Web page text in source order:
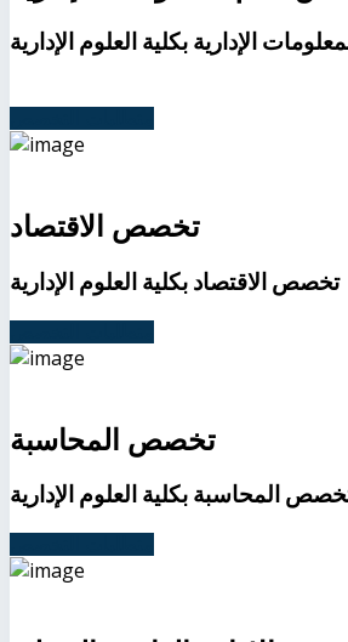
الإدارية بكلية العلوم الإدارية
تخصص الاقتصاد
تخصص الاقتصاد بكلية العلوم الإدارية
تخصص المحاسبة
المحاسبة بكلية العلوم الإدارية